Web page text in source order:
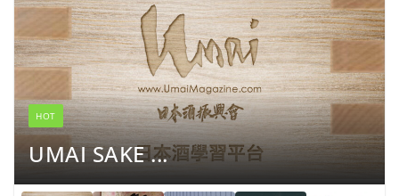
HOT
UMAI SAKE ...